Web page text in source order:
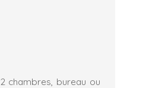
chambres, bureau ou